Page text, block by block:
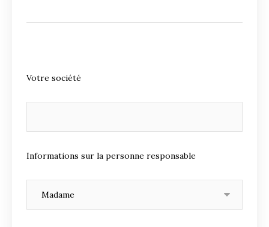
Votre société
Informations sur la personne responsable